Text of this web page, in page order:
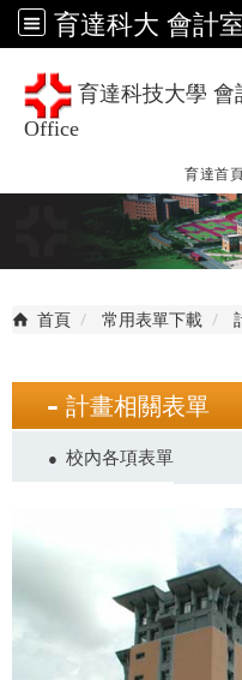
育達科大 會計
育達科技大學 會
Office
育達首
首頁 常用表單下載
計畫相關表單
校內各項表單